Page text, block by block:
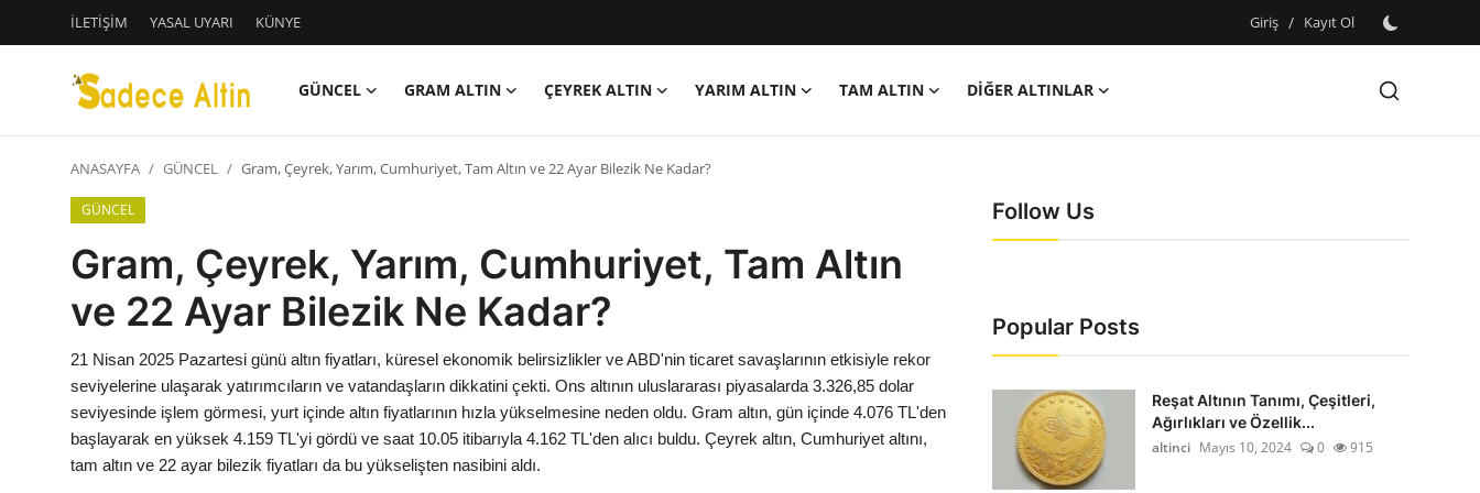
İLETİŞİM YASAL UYARI KÜNYE Giriş / Kayıt Ol
GÜNCEL GRAM ALTIN ÇEYREK ALTIN YARIM ALTIN TAM ALTIN
DİĞER ALTINLAR
KÜNYE
GRAM ALTIN
ÇEYREK ALTIN
ANASAYFA GÜNCEL Gram, Çeyrek, Yarım, Cumhuriyet, Tam Altın ve 22 Ayar Bilezik Ne Kadar?
GÜNCEL
Gram, Çeyrek, Yarım, Cumhuriyet, Tam Altın
ve 22 Ayar Bilezik Ne Kadar?
21 Nisan 2025 Pazartesi günü altın fiyatları, küresel ekonomik belirsizlikler ve ABD'nin ticaret savaşlarının etkisiyle rekor
seviyelerine ulaşarak yatırımcıların ve vatandaşların dikkatini çekti. Ons altının uluslararası piyasalarda 3.326,85 dolar
seviyesinde işlem görmesi, yurt içinde altın fiyatlarının hızla yükselmesine neden oldu. Gram altın, gün içinde 4.076 TL'den
başlayarak en yüksek 4.159 TL'yi gördü ve saat 10.05 itibarıyla 4.162 TL'den alıcı buldu. Çeyrek altın, Cumhuriyet altını,
tam altın ve 22 ayar bilezik fiyatları da bu yükselişten nasibini aldı.
Follow Us
Popular Posts
Reşat Altının Tanımı, Çeşitleri,
Ağırlıkları ve Özellik...
altinci Mayıs 10, 2024 0 915